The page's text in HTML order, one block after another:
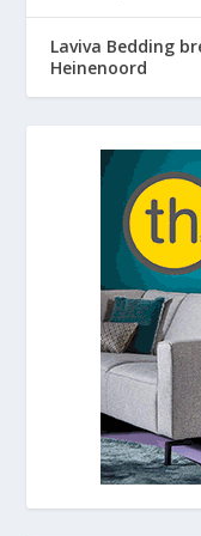
Laviva Bedding
Heinenoord